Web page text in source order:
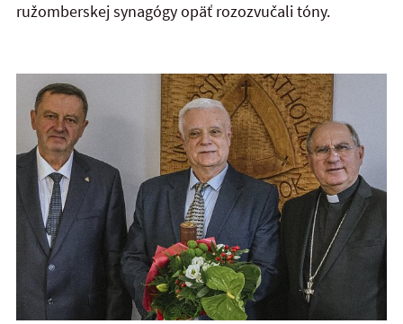
ružomberskej synagógy opäť rozozvučali tóny.